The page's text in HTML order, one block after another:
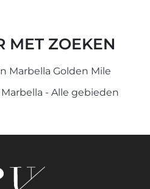
MET ZOEKEN
Marbella Golden Mile
- Alle gebieden